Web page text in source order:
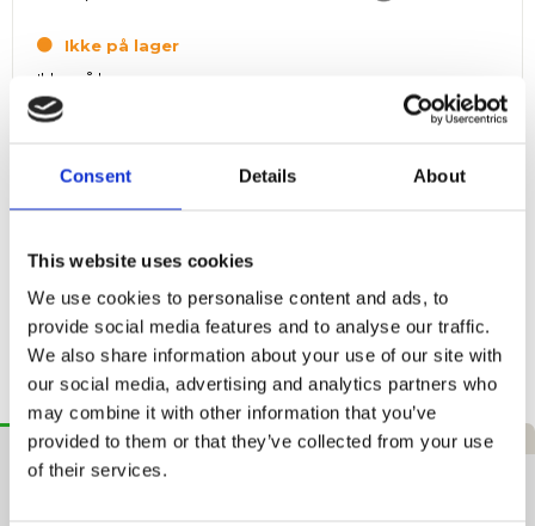
Consent Details About
This website uses cookies
We use cookies to personalise content and ads, to
provide social media features and to analyse our traffic.
We also share information about your use of our site with
our social media, advertising and analytics partners who
may combine it with other information that you’ve
provided to them or that they’ve collected from your use
of their services.
Ikke på lager
Ikke på lager
Fri fragt
Hurtig levering
1–3 hverdage
365 dages returret
Tryg handel
Beskrivelse Specifikationer Anmeldelser